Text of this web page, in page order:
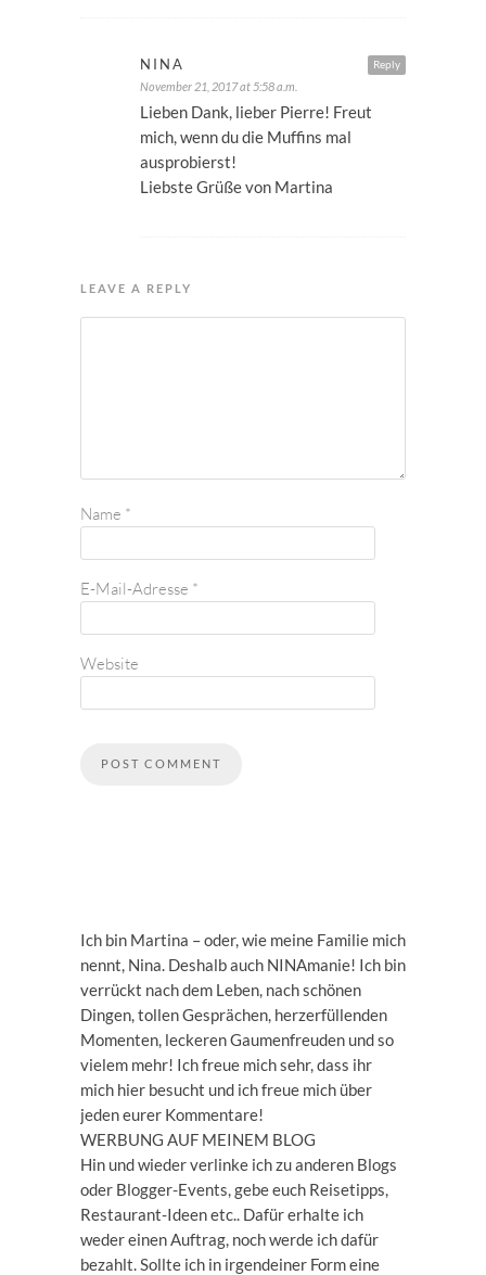
Reply
NINA
November 21, 2017 at 5:58 a.m.
Lieben Dank, lieber Pierre! Freut
mich, wenn du die Muffins mal
ausprobierst!
Liebste Grüße von Martina
LEAVE A REPLY
Name *
E-Mail-Adresse *
Website
Ich bin Martina – oder, wie meine Familie mich
nennt, Nina. Deshalb auch NINAmanie! Ich bin
verrückt nach dem Leben, nach schönen
Dingen, tollen Gesprächen, herzerfüllenden
Momenten, leckeren Gaumenfreuden und so
vielem mehr! Ich freue mich sehr, dass ihr
mich hier besucht und ich freue mich über
jeden eurer Kommentare!
WERBUNG AUF MEINEM BLOG
Hin und wieder verlinke ich zu anderen Blogs
oder Blogger-Events, gebe euch Reisetipps,
Restaurant-Ideen etc.. Dafür erhalte ich
weder einen Auftrag, noch werde ich dafür
bezahlt. Sollte ich in irgendeiner Form eine